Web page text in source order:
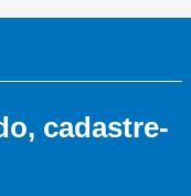
cadastre-